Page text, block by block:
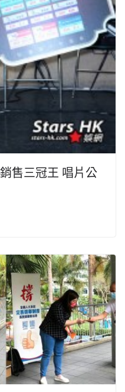
售三冠王 唱片公